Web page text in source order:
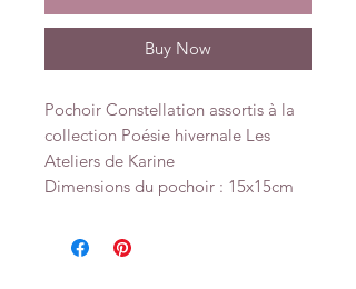
Buy Now
Pochoir Constellation assortis à la
collection Poésie hivernale Les
Ateliers de Karine
Dimensions du pochoir : 15x15cm